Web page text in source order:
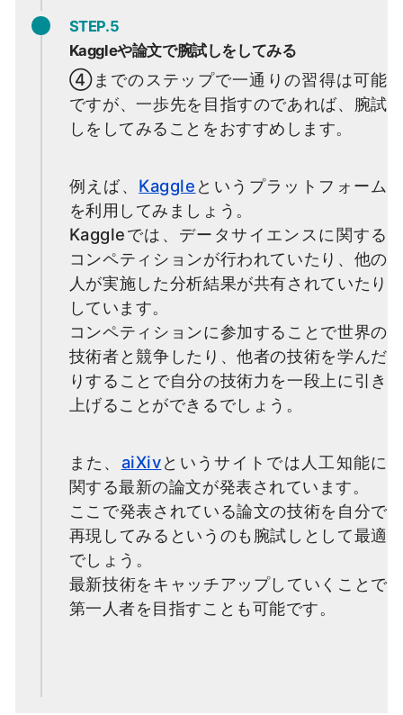
STEP.5
Kaggleや論文で腕試しをしてみる
④までのステップで一通りの習得は可能
ですが、一歩先を目指すのであれば、腕試
しをしてみることをおすすめします。
例えば、 Kaggle というプラットフォーム
を利用してみましょう。
Kaggleでは、データサイエンスに関する
コンペティションが行われていたり、他の
人が実施した分析結果が共有されていたり
しています。
コンペティションに参加することで世界の
技術者と競争したり、他者の技術を学んだ
りすることで自分の技術力を一段上に引き
上げることができるでしょう。
また、 aiXivというサイトでは人工知能に
関する最新の論文が発表されています。
ここで発表されている論文の技術を自分で
再現してみるというのも腕試しとして最適
でしょう。
最新技術をキャッチアップしていくことで
第一人者を目指すことも可能です。